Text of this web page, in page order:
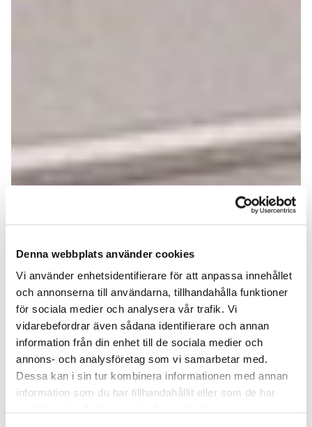
Denna webbplats använder cookies
Vi använder enhetsidentifierare för att anpassa innehållet
och annonserna till användarna, tillhandahålla funktioner
för sociala medier och analysera vår trafik. Vi
vidarebefordrar även sådana identifierare och annan
information från din enhet till de sociala medier och
annons- och analysföretag som vi samarbetar med.
Dessa kan i sin tur kombinera informationen med annan
information som du har tillhandahållit eller som de har